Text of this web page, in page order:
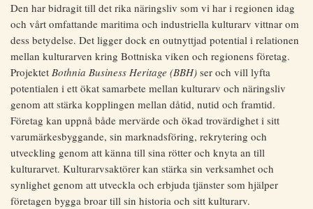
Den har bidragit till det rika näringsliv som vi har i regionen idag
och vårt omfattande maritima och industriella kulturarv vittnar om
dess betydelse. Det ligger dock en outnyttjad potential i relationen
mellan kulturarven kring Bottniska viken och regionens företag.
Projektet Bothnia Business Heritage (BBH) ser och vill lyfta
potentialen i ett ökat samarbete mellan kulturarv och näringsliv
genom att stärka kopplingen mellan dåtid, nutid och framtid.
Företag kan uppnå både mervärde och ökad trovärdighet i sitt
varumärkesbyggande, sin marknadsföring, rekrytering och
utveckling genom att känna till sina rötter och knyta an till
kulturarvet. Kulturarvsaktörer kan stärka sin verksamhet och
synlighet genom att utveckla och erbjuda tjänster som hjälper
företagen bygga broar till sin historia och sitt kulturarv.